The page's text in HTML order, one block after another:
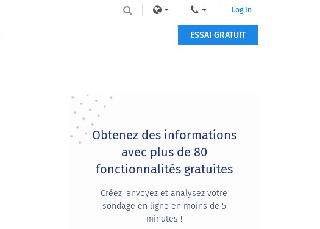
Log In
ESSAI GRATUIT
Primary
Sidebar
Obtenez des informations
avec plus de 80
fonctionnalités gratuites
Créez, envoyez et analysez votre
sondage en ligne en moins de 5
minutes !